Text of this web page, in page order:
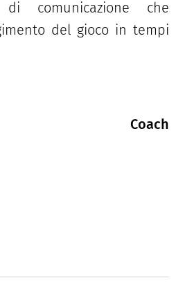
comunicazione che
del gioco in tempi
Coach